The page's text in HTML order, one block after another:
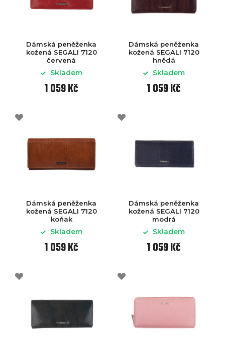
Dámská peněženka
kožená SEGALI 7120
červená
Skladem
1 059 Kč
Dámská peněženka
kožená SEGALI 7120
hnědá
Skladem
1 059 Kč
Dámská peněženka
kožená SEGALI 7120
koňak
Skladem
1 059 Kč
Dámská peněženka
kožená SEGALI 7120
modrá
Skladem
1 059 Kč